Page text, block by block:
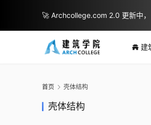
建
首页 壳体结构
壳体结构
🚀 Archcollege.com 2.0 更新中，